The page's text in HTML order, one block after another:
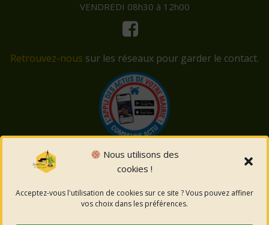
Nous utilisons des
cookies !
Acceptez-vous l'utilisation de cookies sur ce site ? Vous pouvez affiner
vos choix dans les préférences.
VENDREDI 08h30 à 12h00
Retrouvez-nous sur les réseaux pour garder le contact.
© 2026 Saint-Côme-et-Maruéjols. Un service proposé